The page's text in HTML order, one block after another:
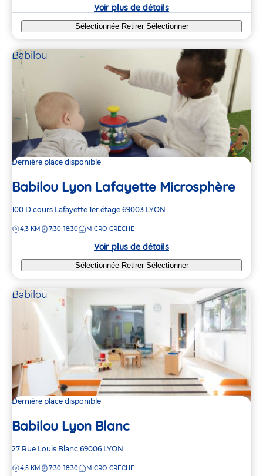
Voir plus de détails
Sélectionnée Retirer Sélectionner
Babilou
Dernière place disponible
Babilou Lyon Lafayette Microsphère
Adresse
la
100 D cours Lafayette 1er étage 69003 LYON
DISTANCE
4,3 KM 7:30-18:30 MICRO-CRÈCHE
Voir plus de détails
Sélectionnée Retirer Sélectionner
Babilou
Dernière place disponible
Babilou Lyon Blanc
Adresse
la
27 Rue Louis Blanc 69006 LYON
DISTANCE
4,5 KM 7:30-18:30 MICRO-CRÈCHE